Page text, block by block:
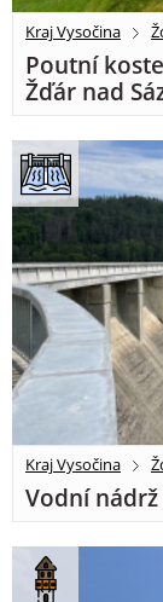
Kraj Vysočina
Poutní
Žďár nad
Kraj Vysočina
Vodní